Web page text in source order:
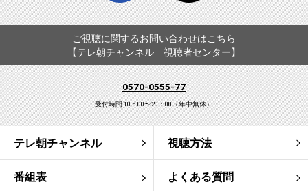
ご視聴に関するお問い合わせはこちら
【テレ朝チャンネル 視聴者センター】
0570-0555-77
受付時間 10：00〜20：00（年中無休）
テレ朝チャンネル 視聴方法
番組表 よくある質問